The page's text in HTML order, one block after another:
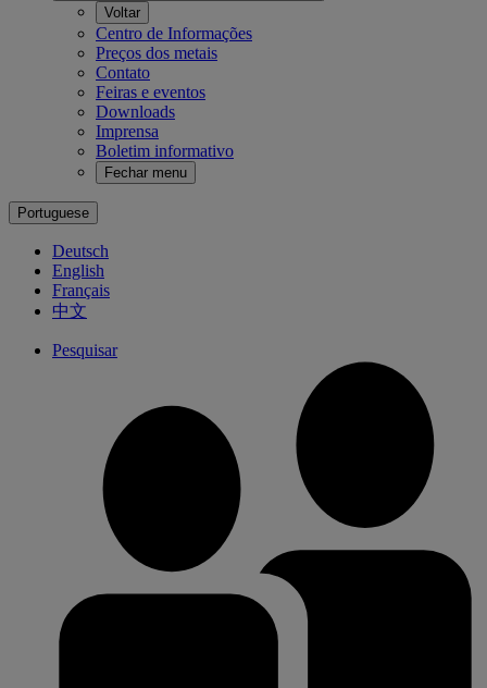
Voltar
Centro de Informações
Preços dos metais
Contato
Feiras e eventos
Downloads
Imprensa
Boletim informativo
Fechar menu
Portuguese
Deutsch
English
Français
中文
Pesquisar